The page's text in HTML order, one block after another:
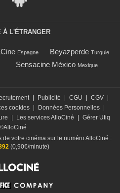
À L'ÉTRANGER
Espagne Beyazperde Turquie
Sensacine México Mexique
Publicité CGU CGV
cookies Données Personnelles
Les services AlloCiné
Gérer Utiq
de votre cinéma sur le numéro AlloCiné :
(0,90€/minute)